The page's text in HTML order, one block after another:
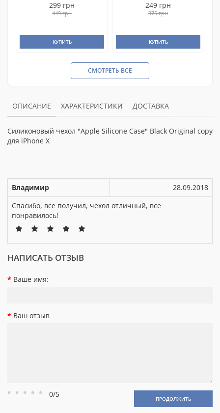
299 грн
449 грн
КУПИТЬ
249 грн
375 грн
КУПИТЬ
СМОТРЕТЬ ВСЕ
ОПИСАНИЕ ХАРАКТЕРИСТИКИ ДОСТАВКА
Силиконовый чехол "Apple Silicone Case" Black Original copy
для iPhone X
Владимир
28.09.2018
Спасибо, все получил, чехол отличный, все
понравилось!
НАПИСАТЬ ОТЗЫВ
Ваше имя:
Ваш отзыв
Рейтинг
Рейтинг
Рейтинг
Рейтинг
Рейтинг
0/5 ПРОДОЛЖИТЬ